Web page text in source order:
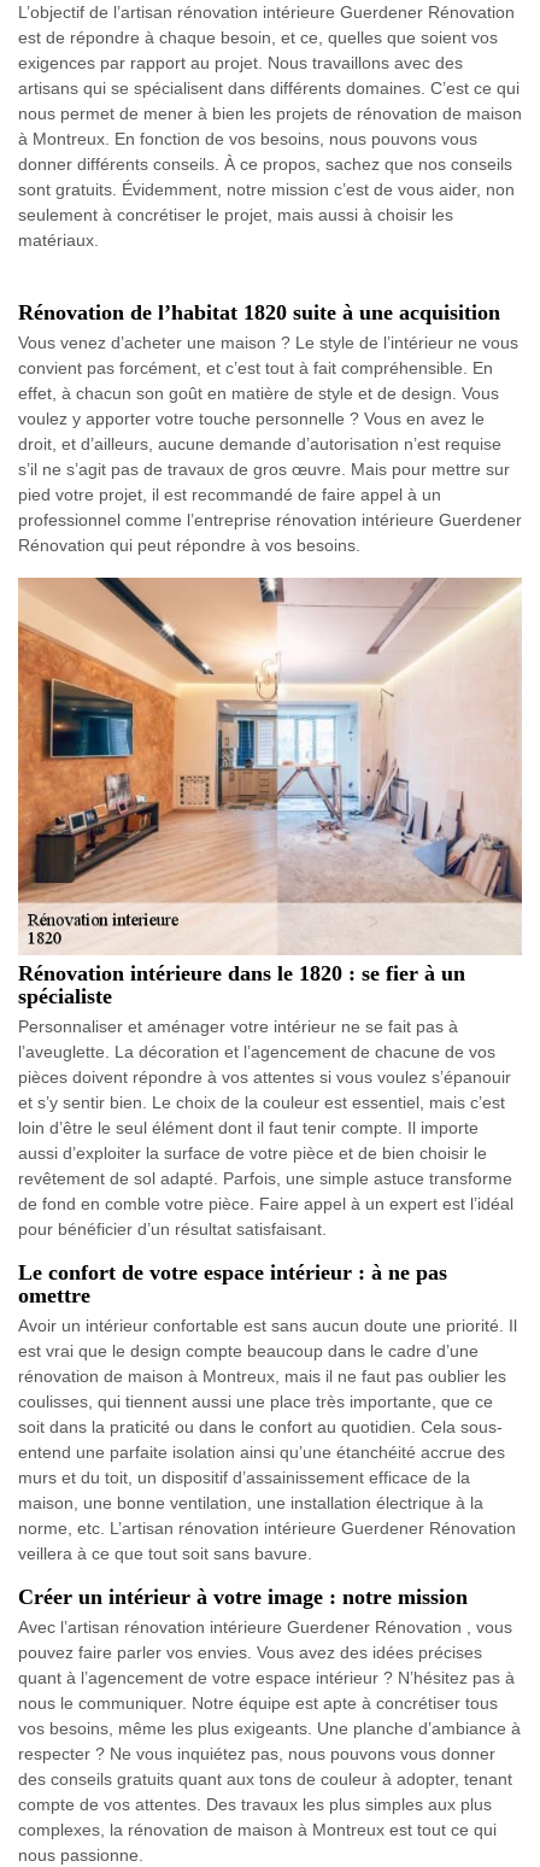
L’objectif de l’artisan rénovation intérieure Guerdener Rénovation
est de répondre à chaque besoin, et ce, quelles que soient vos
exigences par rapport au projet. Nous travaillons avec des
artisans qui se spécialisent dans différents domaines. C’est ce qui
nous permet de mener à bien les projets de rénovation de maison
à Montreux. En fonction de vos besoins, nous pouvons vous
donner différents conseils. À ce propos, sachez que nos conseils
sont gratuits. Évidemment, notre mission c’est de vous aider, non
seulement à concrétiser le projet, mais aussi à choisir les
matériaux.
Rénovation de l’habitat 1820 suite à une acquisition
Vous venez d’acheter une maison ? Le style de l’intérieur ne vous
convient pas forcément, et c’est tout à fait compréhensible. En
effet, à chacun son goût en matière de style et de design. Vous
voulez y apporter votre touche personnelle ? Vous en avez le
droit, et d’ailleurs, aucune demande d’autorisation n’est requise
s’il ne s’agit pas de travaux de gros œuvre. Mais pour mettre sur
pied votre projet, il est recommandé de faire appel à un
professionnel comme l’entreprise rénovation intérieure Guerdener
Rénovation qui peut répondre à vos besoins.
Rénovation intérieure dans le 1820 : se fier à un
spécialiste
Personnaliser et aménager votre intérieur ne se fait pas à
l’aveuglette. La décoration et l’agencement de chacune de vos
pièces doivent répondre à vos attentes si vous voulez s’épanouir
et s’y sentir bien. Le choix de la couleur est essentiel, mais c’est
loin d’être le seul élément dont il faut tenir compte. Il importe
aussi d’exploiter la surface de votre pièce et de bien choisir le
revêtement de sol adapté. Parfois, une simple astuce transforme
de fond en comble votre pièce. Faire appel à un expert est l’idéal
pour bénéficier d’un résultat satisfaisant.
Le confort de votre espace intérieur : à ne pas
omettre
Avoir un intérieur confortable est sans aucun doute une priorité. Il
est vrai que le design compte beaucoup dans le cadre d’une
rénovation de maison à Montreux, mais il ne faut pas oublier les
coulisses, qui tiennent aussi une place très importante, que ce
soit dans la praticité ou dans le confort au quotidien. Cela sous-
entend une parfaite isolation ainsi qu’une étanchéité accrue des
murs et du toit, un dispositif d’assainissement efficace de la
maison, une bonne ventilation, une installation électrique à la
norme, etc. L’artisan rénovation intérieure Guerdener Rénovation
veillera à ce que tout soit sans bavure.
Créer un intérieur à votre image : notre mission
Avec l’artisan rénovation intérieure Guerdener Rénovation , vous
pouvez faire parler vos envies. Vous avez des idées précises
quant à l’agencement de votre espace intérieur ? N’hésitez pas à
nous le communiquer. Notre équipe est apte à concrétiser tous
vos besoins, même les plus exigeants. Une planche d’ambiance à
respecter ? Ne vous inquiétez pas, nous pouvons vous donner
des conseils gratuits quant aux tons de couleur à adopter, tenant
compte de vos attentes. Des travaux les plus simples aux plus
complexes, la rénovation de maison à Montreux est tout ce qui
nous passionne.